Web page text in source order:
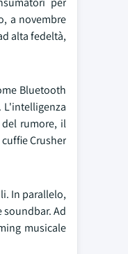
a novembre
alta fedeltà,
Bluetooth
L'intelligenza
rumore, il
Crusher
In parallelo,
soundbar. Ad
musicale